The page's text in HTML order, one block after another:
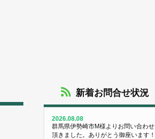
新着お問合せ状況
2026.08.08
群馬県伊勢崎市M様よりお問い合わせ
頂きました。ありがとう御座います！